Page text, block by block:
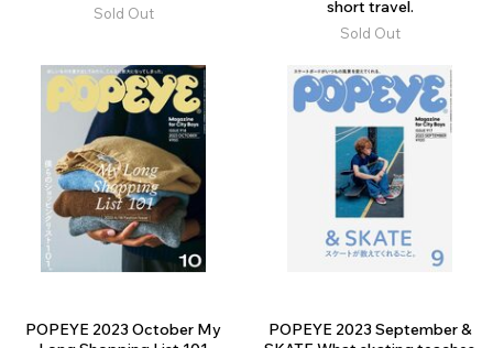
Sold Out
short travel.
Sold Out
POPEYE 2023 October My
POPEYE 2023 September &